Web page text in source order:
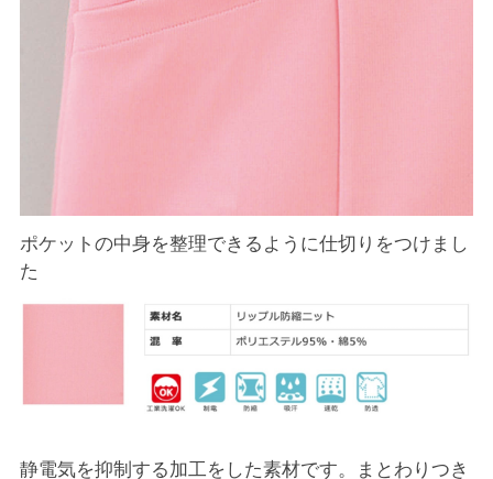
ポケットの中身を整理できるように仕切りをつけまし
た
静電気を抑制する加工をした素材です。まとわりつき